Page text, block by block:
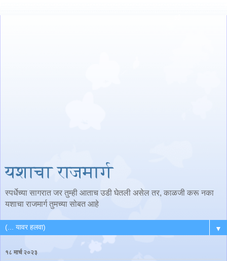
यशाचा राजमार्ग
स्पर्धेच्या सागरात जर तुम्ही आताच उडी घेतली असेल तर, काळजी करू नका
यशाचा राजमार्ग तुमच्या सोबत आहे
▼
१८ मार्च २०२३